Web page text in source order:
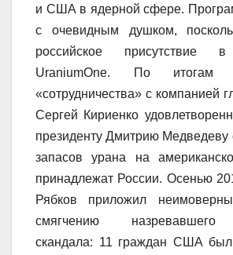
и США в ядерной сфере.
с очевидным душком,
российское присутствие в
UraniumOne. По итогам
«сотрудничества» с компанией
Сергей Кириенко
президенту Дмитрию Медведеву
запасов урана на
принадлежат России. Осенью
Рябков приложил
смягчению назревавшего
скандала: 11 граждан США